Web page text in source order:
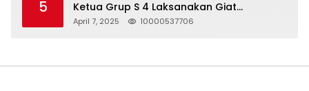
5
Ketua Grup S 4 Laksanakan Giat
Silaturahmi
April 7, 2025 10000537706